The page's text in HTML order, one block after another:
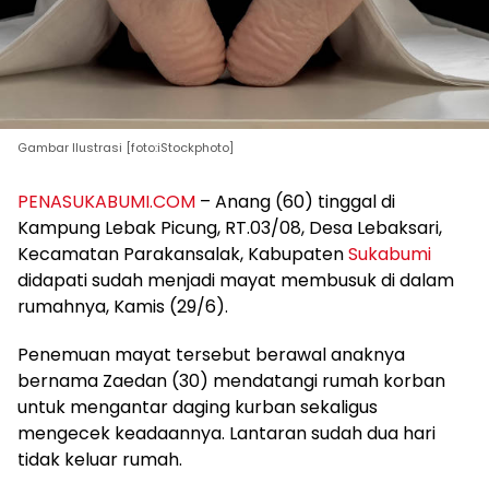
Gambar Ilustrasi [foto:iStockphoto]
PENASUKABUMI.COM – Anang (60) tinggal di
Kampung Lebak Picung, RT.03/08, Desa Lebaksari,
Kecamatan Parakansalak, KabupatenSukabumi
didapati sudah menjadi mayat membusuk di dalam
rumahnya, Kamis (29/6).
Penemuan mayat tersebut berawal anaknya
bernama Zaedan (30) mendatangi rumah korban
untuk mengantar daging kurban sekaligus
mengecek keadaannya. Lantaran sudah dua hari
tidak keluar rumah.